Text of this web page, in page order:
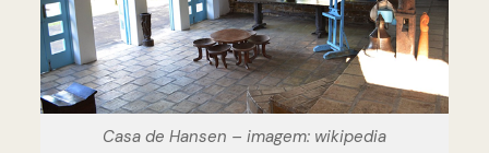
Casa de Hansen – imagem: wikipedia